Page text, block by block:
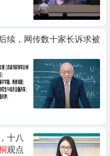
续，网传数十家长诉求被
十八
观点